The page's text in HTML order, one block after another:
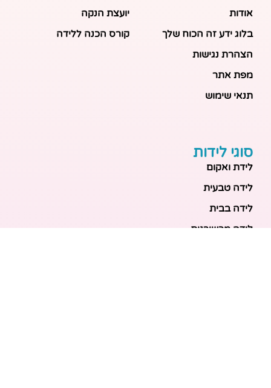
אודות
בלוג ידע זה הכוח שלך
הצהרת נגישות
מפת אתר
תנאי שימוש
יועצת הנקה
קורס הכנה ללידה
סוגי לידות
לידת ואקום
לידה טבעית
לידה בבית
לידה מכשירנית